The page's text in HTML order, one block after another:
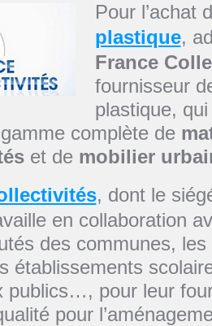
Pour l’achat
plastique,
France
fournisseur
plastique,
complète de
et de mobilier
, dont le
en collaboration
des communes,
établissements
publics…, pour leur
pour